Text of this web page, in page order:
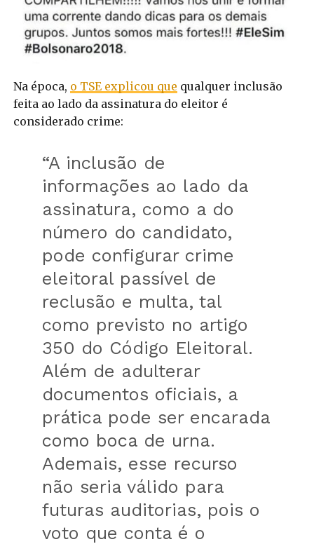
Na época, o TSE explicou que qualquer inclusão
feita ao lado da assinatura do eleitor é
considerado crime:
“A inclusão de
informações ao lado da
assinatura, como a do
número do candidato,
pode configurar crime
eleitoral passível de
reclusão e multa, tal
como previsto no artigo
350 do Código Eleitoral.
Além de adulterar
documentos oficiais, a
prática pode ser encarada
como boca de urna.
Ademais, esse recurso
não seria válido para
futuras auditorias, pois o
voto que conta é o